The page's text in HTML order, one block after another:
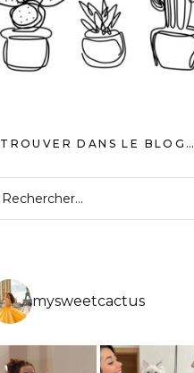
TROUVER DANS LE BLOG…
mysweetcactus